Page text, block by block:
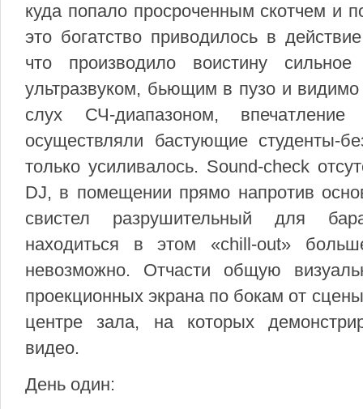
куда попало просроченным скотчем и
это богатство приводилось в
что производило воистину
ультразвуком, бьющим в пузо и
слух СЧ-диапазоном,
осуществляли бастующие студенты-
только усиливалось. Sound-check
DJ, в помещении прямо напротив
свистел разрушительный для
находиться в этом «chill-out»
невозможно. Отчасти общую
проекционных экрана по бокам от
центре зала, на которых
видео.
День один: